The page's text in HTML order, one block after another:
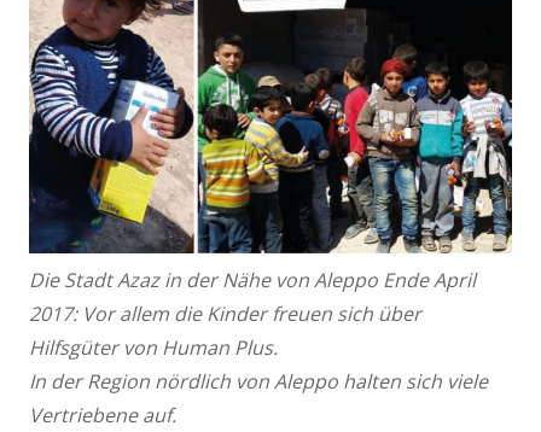
Die Stadt Azaz in der Nähe von Aleppo Ende April
2017: Vor allem die Kinder freuen sich über
Hilfsgütervon Human Plus.
In der Region nördlich von Aleppo halten sich viele
Vertriebene auf.